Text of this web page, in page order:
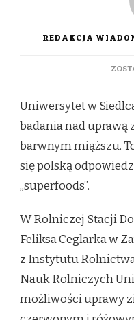
REDAKCJA
Uniwersytet w
badania nad uprawą
barwnym miąższu.
się polską
„superfoods”.
W Rolniczej Stacji
Feliksa Ceglarka w
z Instytutu
Nauk Rolniczych
możliwości uprawy